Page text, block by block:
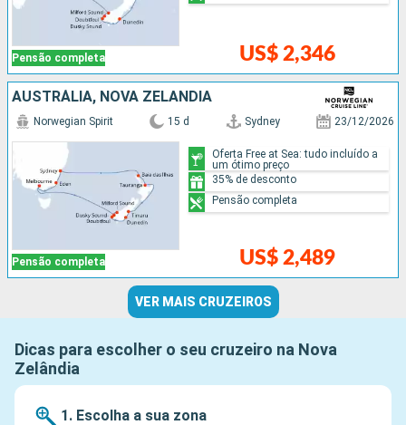
Pensão completa US$ 2,346
AUSTRÁLIA, NOVA ZELÂNDIA
Pensão completa
Norwegian Spirit 15 d Sydney 23/12/2026
US$ 2,489
Oferta Free at Sea: tudo incluído a
um ótimo preço
35% de desconto
Pensão completa
VER MAIS CRUZEIROS
Dicas para escolher o seu cruzeiro na Nova
Zelândia
1. Escolha a sua zona